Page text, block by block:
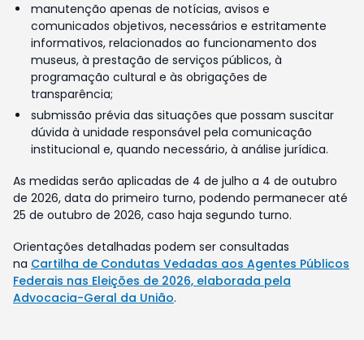
manutenção apenas de notícias, avisos e
comunicados objetivos, necessários e estritamente
informativos, relacionados ao funcionamento dos
museus, à prestação de serviços públicos, à
programação cultural e às obrigações de
transparência;
submissão prévia das situações que possam suscitar
dúvida à unidade responsável pela comunicação
institucional e, quando necessário, à análise jurídica.
As medidas serão aplicadas de 4 de julho a 4 de outubro
de 2026, data do primeiro turno, podendo permanecer até
25 de outubro de 2026, caso haja segundo turno.
Orientações detalhadas podem ser consultadas
na Cartilha de Condutas Vedadas aos Agentes Públicos
Federais nas Eleições de 2026, elaborada pela
Advocacia-Geral da União.